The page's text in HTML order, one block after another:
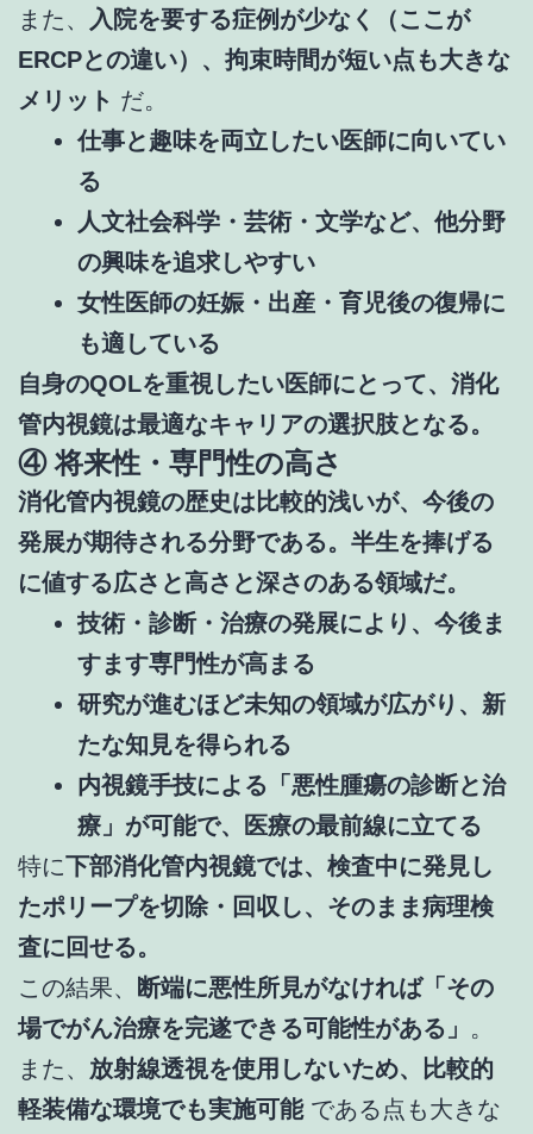
また、
入院を要する症例が少なく（ここが
ERCPとの違い）、拘束時間が短い点も大きな
メリット だ。
仕事と趣味を両立したい医師に向いてい
る
人文社会科学・芸術・文学など、他分野
の興味を追求しやすい
女性医師の妊娠・出産・育児後の復帰に
も適している
自身のQOLを重視したい医師にとって、消化
管内視鏡は最適なキャリアの選択肢となる。
④ 将来性・専門性の高さ
消化管内視鏡の歴史は比較的浅いが、今後の
発展が期待される分野である。半生を捧げる
に値する広さと高さと深さのある領域だ。
技術・診断・治療の発展により、今後ま
すます専門性が高まる
研究が進むほど未知の領域が広がり、新
たな知見を得られる
内視鏡手技による「悪性腫瘍の診断と治
療」が可能で、医療の最前線に立てる
特に下部消化管内視鏡では、検査中に発見し
たポリープを切除・回収し、そのまま病理検
査に回せる。
この結果、
断端に悪性所見がなければ「その
場でがん治療を完遂できる可能性がある」 。
また、 放射線透視を使用しないため、比較的
軽装備な環境でも実施可能である点も大きな